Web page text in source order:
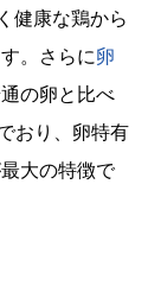
健康な鶏から
。さらに卵
の卵と比べ
おり、卵特有
大の特徴で